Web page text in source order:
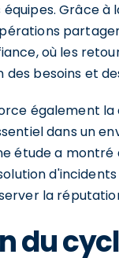
Grâce à
où les
besoins et
également la
dans un
étude a
la
du